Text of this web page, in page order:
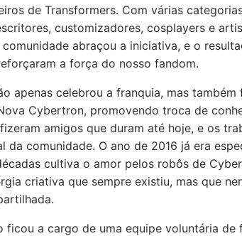
de Transformers. Com várias
customizadores, cosplayers e
abraçou a iniciativa, e o
a força do nosso fandom.
apenas celebrou a franquia, mas
Cybertron, promovendo troca de
amigos que duram até hoje, e os
da comunidade. O ano de 2016 já era
cultiva o amor pelos robôs de
criativa que sempre existiu, mas que
ficou a cargo de uma equipe voluntária